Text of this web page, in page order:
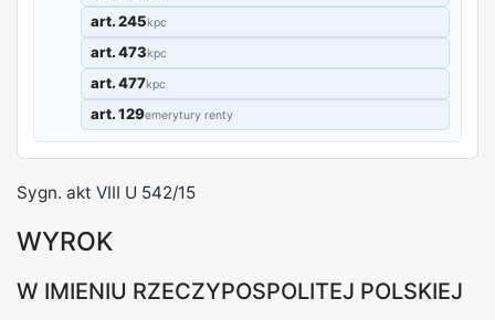
art. 245kpc
art. 473kpc
art. 477kpc
art. 129emerytury renty
REKLAMA
Sygn. akt VIII U 542/15
WYROK
W IMIENIU RZECZYPOSPOLITEJ POLSKIEJ